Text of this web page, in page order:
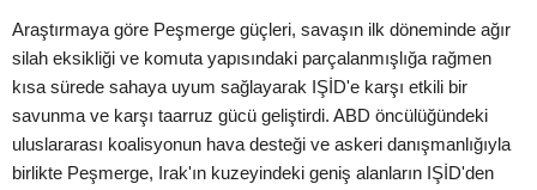
Araştırmaya göre Peşmerge güçleri, savaşın ilk döneminde ağır
silah eksikliği ve komuta yapısındaki parçalanmışlığa rağmen
kısa sürede sahaya uyum sağlayarak IŞİD'e karşı etkili bir
savunma ve karşı taarruz gücü geliştirdi. ABD öncülüğündeki
uluslararası koalisyonun hava desteği ve askeri danışmanlığıyla
birlikte Peşmerge, Irak'ın kuzeyindeki geniş alanların IŞİD'den